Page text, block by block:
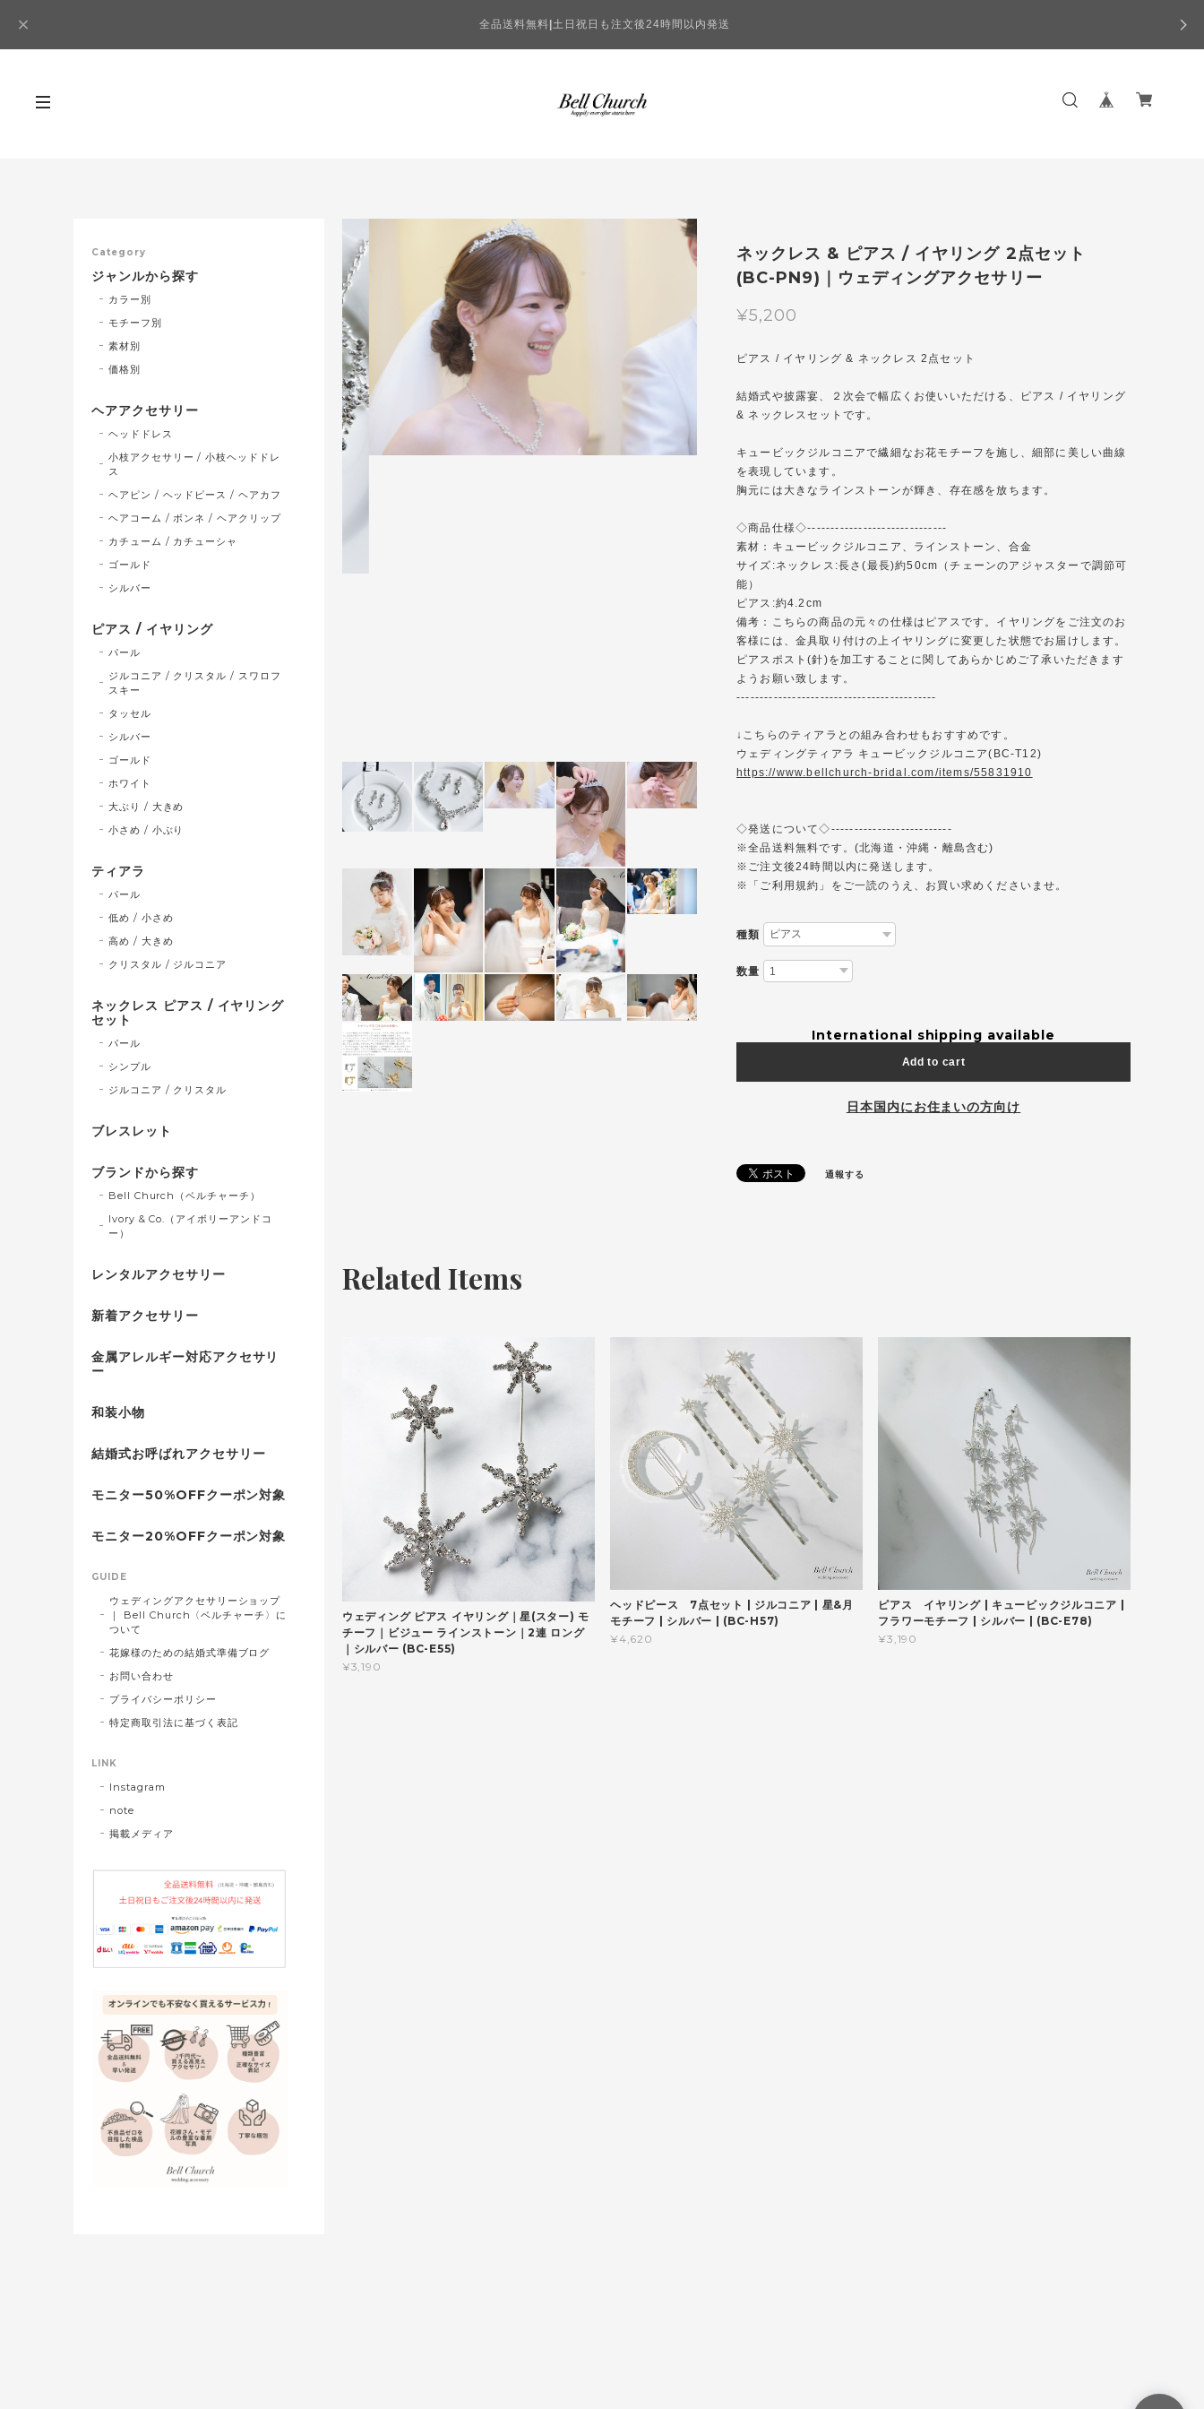
全品送料無料 土日祝日も注文後24時間以内発送
ネックレス & ピアス / イヤリング 2点セット
(BC-PN9)｜ウェディングアクセサリー
¥5,200
ピアス / イヤリング & ネックレス 2点セット
結婚式や披露宴、２次会で幅広くお使いいただける、ピアス / イヤリング
& ネックレスセットです。
キュービックジルコニアで繊細なお花モチーフを施し、細部に美しい曲線
を表現しています。
胸元には大きなラインストーンが輝き、存在感を放ちます。
◇商品仕様◇------------------------------
素材：キュービックジルコニア、ラインストーン、合金
サイズ:ネックレス:長さ(最長)約50cm（チェーンのアジャスターで調節可
能）
ピアス:約4.2cm
備考：こちらの商品の元々の仕様はピアスです。イヤリングをご注文のお
客様には、金具取り付けの上イヤリングに変更した状態でお届けします。
ピアスポスト(針)を加工することに関してあらかじめご了承いただきます
ようお願い致します。
-------------------------------------------
↓こちらのティアラとの組み合わせもおすすめです。
ウェディングティアラ キュービックジルコニア(BC-T12)
https://www.bellchurch-bridal.com/items/55831910
◇発送について◇--------------------------
※全品送料無料です。(北海道・沖縄・離島含む)
※ご注文後24時間以内に発送します。
※「ご利用規約」をご一読のうえ、お買い求めくださいませ。
種類
数量
International shipping available
Add to cart
日本国内にお住まいの方向け
通報する
Related Items
ウェディング ピアス イヤリング｜星(スター) モ
チーフ｜ビジュー ラインストーン｜2連 ロング
｜シルバー (BC-E55)
¥3,190
ヘッドピース 7点セット | ジルコニア | 星&月
モチーフ | シルバー | (BC-H57)
¥4,620
ピアス イヤリング | キュービックジルコニア |
フラワーモチーフ | シルバー | (BC-E78)
¥3,190
Category
ジャンルから探す
カラー別
モチーフ別
素材別
価格別
ヘアアクセサリー
ヘッドドレス
小枝アクセサリー / 小枝ヘッドドレ
ス
ヘアピン / ヘッドピース / ヘアカフ
ヘアコーム / ボンネ / ヘアクリップ
カチューム / カチューシャ
ゴールド
シルバー
ピアス / イヤリング
パール
ジルコニア / クリスタル / スワロフ
スキー
タッセル
シルバー
ゴールド
ホワイト
大ぶり / 大きめ
小さめ / 小ぶり
ティアラ
パール
低め / 小さめ
高め / 大きめ
クリスタル / ジルコニア
ネックレス ピアス / イヤリング
セット
パール
シンプル
ジルコニア / クリスタル
ブレスレット
ブランドから探す
Bell Church（ベルチャーチ）
Ivory & Co.（アイボリーアンドコ
ー）
レンタルアクセサリー
新着アクセサリー
金属アレルギー対応アクセサリ
ー
和装小物
結婚式お呼ばれアクセサリー
モニター50%OFFクーポン対象
モニター20%OFFクーポン対象
GUIDE
ウェディングアクセサリーショップ
｜ Bell Church〈ベルチャーチ〉に
ついて
花嫁様のための結婚式準備ブログ
お問い合わせ
プライバシーポリシー
特定商取引法に基づく表記
LINK
Instagram
note
掲載メディア